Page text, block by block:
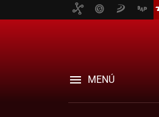
MENÚ